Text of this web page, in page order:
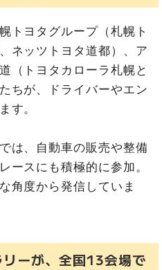
トヨタグループ（札幌ト
ネッツトヨタ道都）、ア
（トヨタカローラ札幌と
ちが、ドライバーやエン
す。
は、自動車の販売や整備
ースにも積極的に参加。
角度から発信していま
ーが、全国13会場で